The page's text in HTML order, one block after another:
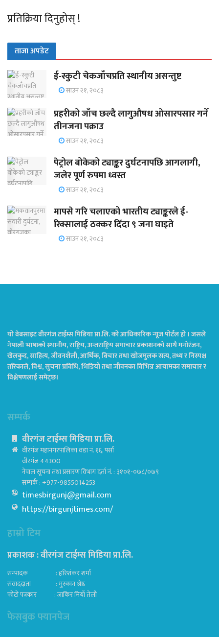
प्रतिक्रिया दिनुहोस् !
ताजा अपडेट
ई-स्कुटी चेकजाँचप्रति स्थानीय असन्तुष्ट
साउन २१, २०८३
प्रहरीको जाँच छल्दै लागुऔषध ओसारपसार गर्ने
तीनजना पक्राउ
साउन २१, २०८३
पेट्रोल बोकेको ट्याङ्कर दुर्घटनापछि आगलागी,
जलेर पूर्ण रुपमा ध्वस्त
साउन २१, २०८३
मापसे गरि चलाएको भारतीय ट्याङ्करले ई-
रिक्सालाई ठक्कर दिँदा ९ जना घाइते
साउन २१, २०८३
यो वेबसाइट वीरगंज टाईम्स मिडिया प्रा.लि. को आधिकारिक न्यूज पोर्टल हो । जसले
नेपाली भाषाको स्थानीय, राष्ट्रिय, अन्तराष्ट्रिय समाचार प्रकाशनको साथै मनोरंजन,
खेलकुद, साहित्य, जीवनशैली, आर्थिक, बिचार तथा खोजमुलक सत्य, तथ्य र निस्पक्ष
तरिकाले, विश्व, सुचना प्रविधि, भिडियो तथा जीवनका विभिन्न आयामका समाचार र
विश्लेषणलाई समेट्छ।
सम्पर्क
वीरगंज टाईम्स मिडिया प्रा.लि.
वीरगंज महानगरपालिका वडा नं. १६, पर्सा
वीरगंज 44300
नेपाल सूचना तथा प्रसारण विभाग दर्ता नं. : ३१०१-०७८/०७९
सम्पर्क : +977-9855014253
timesbirgunj@gmail.com
https://birgunjtimes.com/
हाम्रो टिम
प्रकाशक : वीरगंज टाईम्स मिडिया प्रा‍.लि.
सम्पादक : हरिशंकर शर्मा
संवाददाता : मुस्कान श्रेष्ठ
फोटो पत्रकार : जाकिर मियाँ तेली
फेसबुक फ्यानपेज